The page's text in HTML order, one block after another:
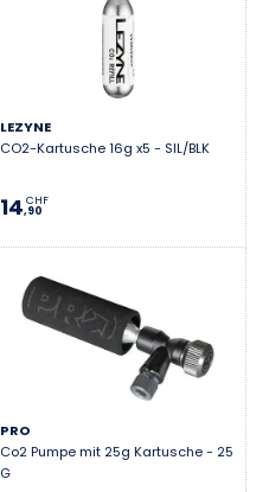
LEZYNE
CO2-Kartusche 16g x5 - SIL/BLK
14,90
CHF
PRO
Co2 Pumpe mit 25g Kartusche - 25
G